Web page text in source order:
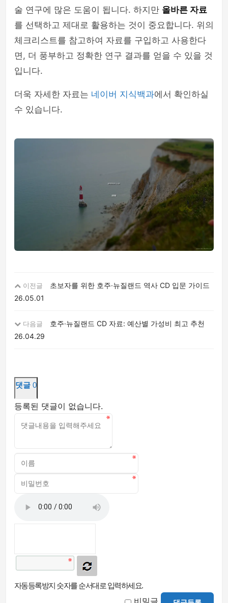
술 연구에 많은 도움이 됩니다. 하지만 올바른 자료
를 선택하고 제대로 활용하는 것이 중요합니다. 위의
체크리스트를 참고하여 자료를 구입하고 사용한다
면, 더 풍부하고 정확한 연구 결과를 얻을 수 있을 것
입니다.
더욱 자세한 자료는 네이버 지식백과에서 확인하실
수 있습니다.
이전글
초보자를 위한 호주·뉴질랜드 역사 CD 입문 가이드
26.05.01
다음글
호주·뉴질랜드 CD 자료: 예산별 가성비 최고 추천
26.04.29
댓글 0
등록된 댓글이 없습니다.
자동등록방지 숫자를 순서대로 입력하세요.
비밀글